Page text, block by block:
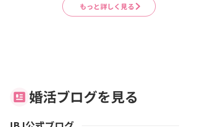
もっと詳しく見る
婚活ブログを見る